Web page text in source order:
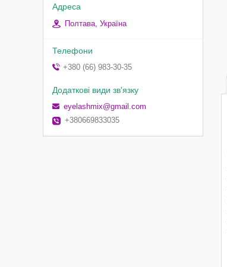
Полтава, Україна
+380 (66) 983-30-35
eyelashmix@gmail.com
+380669833035